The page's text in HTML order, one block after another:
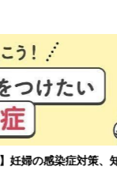
、知っておいて！